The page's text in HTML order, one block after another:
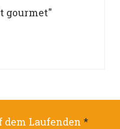
gourmet"
EIN NEUES FENSTER))
dem Laufenden *